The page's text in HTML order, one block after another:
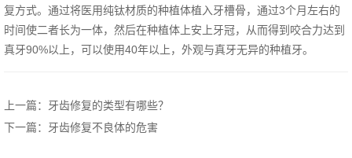
复方式。通过将医用纯钛材质的种植体植入牙槽骨，通过3个月左右的
时间使二者长为一体，然后在种植体上安上牙冠，从而得到咬合力达到
真牙90%以上，可以使用40年以上，外观与真牙无异的种植牙。
上一篇：牙齿修复的类型有哪些？
下一篇：牙齿修复不良体的危害